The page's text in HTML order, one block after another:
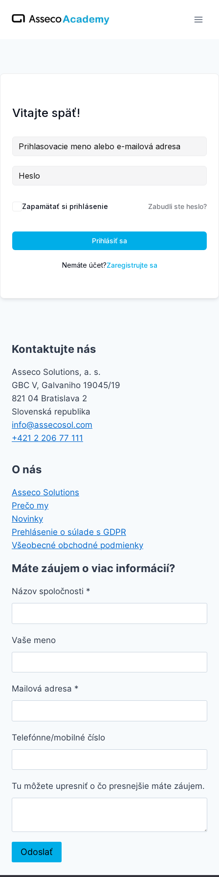
Vitajte späť!
Zapamätať si prihlásenie Zabudli ste heslo?
Prihlásiť sa
Nemáte účet?Zaregistrujte sa
Kontaktujte nás
Asseco Solutions, a. s.
GBC V, Galvaniho 19045/19
821 04 Bratislava 2
Slovenská republika
info@assecosol.com
+421 2 206 77 111
O nás
Asseco Solutions
Prečo my
Novinky
Prehlásenie o súlade s GDPR
Všeobecné obchodné podmienky
Máte záujem o viac informácií?
Názov spoločnosti *
Vaše meno
Mailová adresa *
Telefónne/mobilné číslo
Tu môžete upresniť o čo presnejšie máte záujem.
Odoslať